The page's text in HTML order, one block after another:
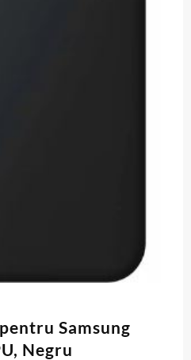
Samsung
Negru